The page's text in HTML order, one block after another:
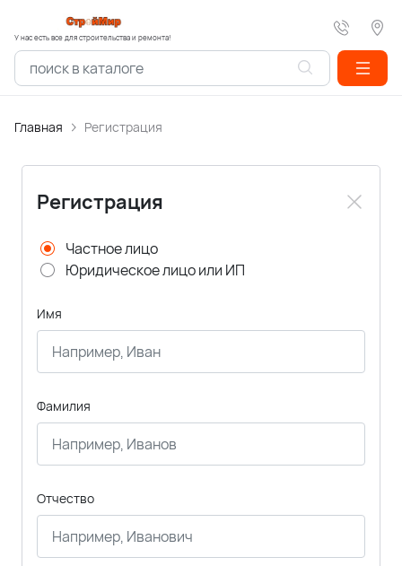
У нас есть все для строительства и ремонта!
Главная Регистрация
Регистрация
Частное лицо
Юридическое лицо или ИП
Имя
Фамилия
Отчество